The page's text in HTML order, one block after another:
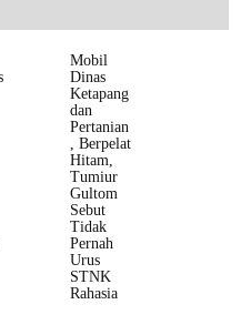
Mobil
Dinas
Ketapang
dan
Pertanian
, Berpelat
Hitam,
Tumiur
Gultom
Sebut
Tidak
Pernah
Urus
STNK
Rahasia